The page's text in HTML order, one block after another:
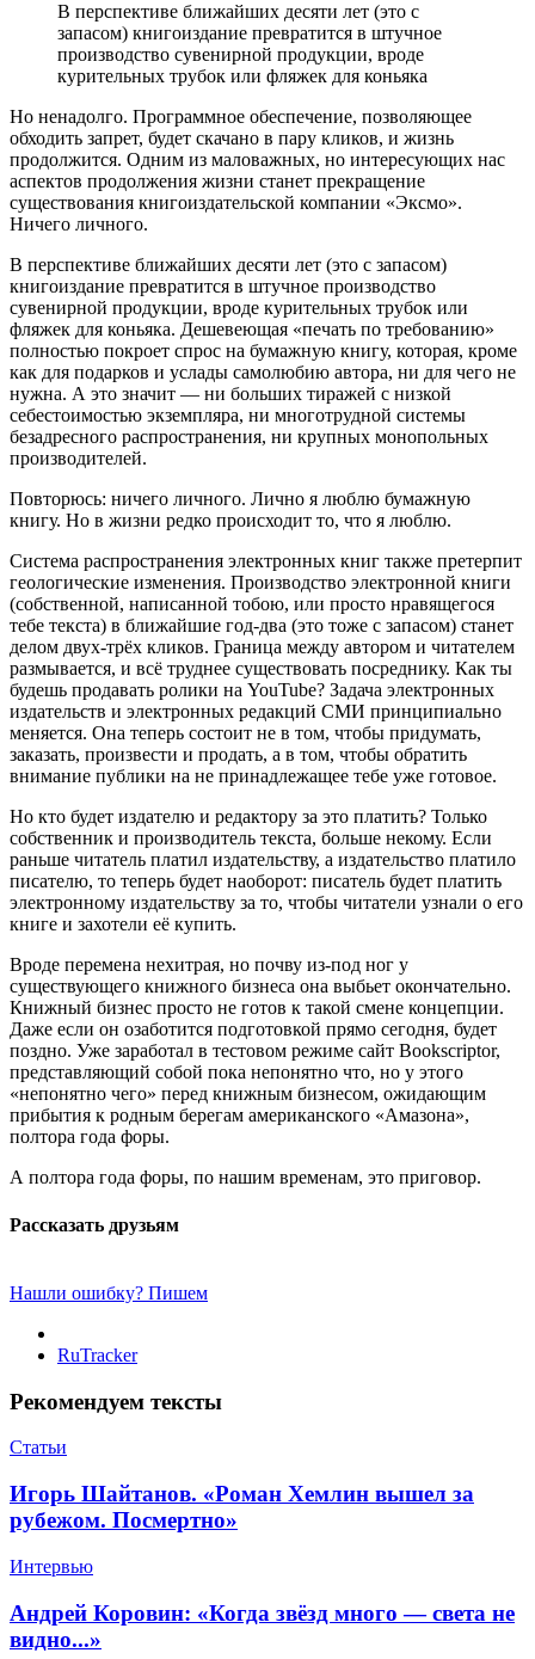
В перспективе ближайших десяти лет (это с
запасом) книгоиздание превратится в штучное
производство сувенирной продукции, вроде
курительных трубок или фляжек для коньяка
Но ненадолго. Программное обеспечение, позволяющее
обходить запрет, будет скачано в пару кликов, и жизнь
продолжится. Одним из маловажных, но интересующих нас
аспектов продолжения жизни станет прекращение
существования книгоиздательской компании «Эксмо».
Ничего личного.
В перспективе ближайших десяти лет (это с запасом)
книгоиздание превратится в штучное производство
сувенирной продукции, вроде курительных трубок или
фляжек для коньяка. Дешевеющая «печать по требованию»
полностью покроет спрос на бумажную книгу, которая, кроме
как для подарков и услады самолюбию автора, ни для чего не
нужна. А это значит — ни больших тиражей с низкой
себестоимостью экземпляра, ни многотрудной системы
безадресного распространения, ни крупных монопольных
производителей.
Повторюсь: ничего личного. Лично я люблю бумажную
книгу. Но в жизни редко происходит то, что я люблю.
Система распространения электронных книг также претерпит
геологические изменения. Производство электронной книги
(собственной, написанной тобою, или просто нравящегося
тебе текста) в ближайшие год-два (это тоже с запасом) станет
делом двух-трёх кликов. Граница между автором и читателем
размывается, и всё труднее существовать посреднику. Как ты
будешь продавать ролики на YouTube? Задача электронных
издательств и электронных редакций СМИ принципиально
меняется. Она теперь состоит не в том, чтобы придумать,
заказать, произвести и продать, а в том, чтобы обратить
внимание публики на не принадлежащее тебе уже готовое.
Но кто будет издателю и редактору за это платить? Только
собственник и производитель текста, больше некому. Если
раньше читатель платил издательству, а издательство платило
писателю, то теперь будет наоборот: писатель будет платить
электронному издательству за то, чтобы читатели узнали о его
книге и захотели её купить.
Вроде перемена нехитрая, но почву из-под ног у
существующего книжного бизнеса она выбьет окончательно.
Книжный бизнес просто не готов к такой смене концепции.
Даже если он озаботится подготовкой прямо сегодня, будет
поздно. Уже заработал в тестовом режиме сайт Bookscriptor,
представляющий собой пока непонятно что, но у этого
«непонятно чего» перед книжным бизнесом, ожидающим
прибытия к родным берегам американского «Амазона»,
полтора года форы.
А полтора года форы, по нашим временам, это приговор.
Рассказать друзьям
Нашли ошибку? Пишем
RuTracker
Рекомендуем тексты
Статьи
​Игорь Шайтанов. «Роман Хемлин вышел за
рубежом. Посмертно»
Интервью
​Андрей Коровин: «Когда звёзд много — света не
видно...»